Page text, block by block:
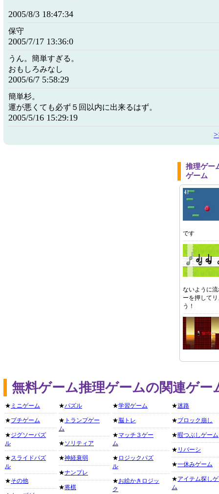
2005/8/3 18:47:34
保守
2005/7/17 13:36:0
うん。簡単すぎる。
おもしろみなし
2005/6/7 5:58:29
簡単杉。
運が悪くても必ず５回以内に出来るはず。
2005/5/16 15:29:19
推理ゲー
ゲーム
です
ないように
ーを押して
う！
無料ゲーム推理ゲームの関連ゲー
★ ミニゲーム
★プチゲーム
★ジグソーパズ
ル
★スライドパズ
ル
★その他
★パズル
★ トランプゲー
ム
★ソリティア
★神経衰弱
★ナンプレ
★将棋
★学習ゲーム
★脳トレ
★マッチ３ゲー
ム
★ ロジックパズ
ル
★お絵かきロジッ
ク
★迷路
★ブロック崩し
★暇つぶしゲーム
★ リバーシ
★一休みゲーム
★アイテム探し
ム